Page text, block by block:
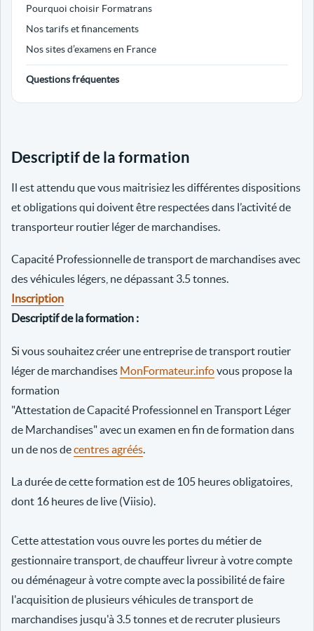
Pourquoi choisir Formatrans
Nos tarifs et financements
Nos sites d’examens en France
Questions fréquentes
Descriptif de la formation
Il est attendu que vous maitrisiez les différentes dispositions
et obligations qui doivent être respectées dans l’activité de
transporteur routier léger de marchandises.
Capacité Professionnelle de transport de marchandises avec
des véhicules légers, ne dépassant 3.5 tonnes.
Inscription
Descriptif de la formation :
Si vous souhaitez créer une entreprise de transport routier
léger de marchandises MonFormateur.infovous propose la
formation
"Attestation de Capacité Professionnel en Transport Léger
de Marchandises" avec un examen en fin de formation dans
un de nos decentres agréés
La durée de cette formation est de 105 heures obligatoires,
dont 16 heures de live (Viisio).
Cette attestation vous ouvre les portes du métier de
gestionnaire transport, de chauffeur livreur à votre compte
ou déménageur à votre compte avec la possibilité de faire
l'acquisition de plusieurs véhicules de transport de
marchandises jusqu'à 3.5 tonnes et de recruter plusieurs